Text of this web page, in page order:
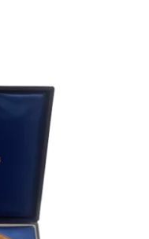
des
Resistance